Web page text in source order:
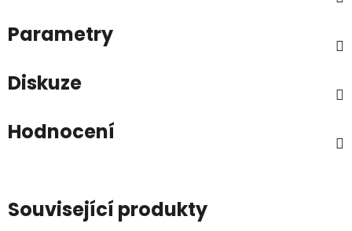
Parametry
Diskuze
Hodnocení
Související produkty